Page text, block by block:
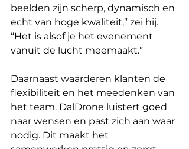
beelden zijn scherp, dynamisch en
echt van hoge kwaliteit,” zei hij.
“Het is alsof je het evenement
vanuit de lucht meemaakt.”
Daarnaast waarderen klanten de
flexibiliteit en het meedenken van
het team. DalDrone luistert goed
naar wensen en past zich aan waar
nodig. Dit maakt het